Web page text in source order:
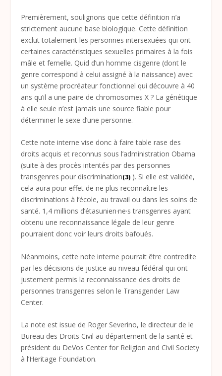
Premièrement, soulignons que cette définition n’a
strictement aucune base biologique. Cette définition
exclut totalement les personnes intersexuées qui ont
certaines caractéristiques sexuelles primaires à la fois
mâle et femelle. Quid d’un homme cisgenre (dont le
genre correspond à celui assigné à la naissance) avec
un système procréateur fonctionnel qui découvre à 40
ans qu’il a une paire de chromosomes X ? La génétique
à elle seule n’est jamais une source fiable pour
déterminer le sexe d’une personne.
Cette note interne vise donc à faire table rase des
droits acquis et reconnus sous l’administration Obama
(suite à des procès intentés par des personnes
transgenres pour discrimination(3) ). Si elle est validée,
cela aura pour effet de ne plus reconnaître les
discriminations à l’école, au travail ou dans les soins de
santé. 1,4 millions d’étasunien·ne·s transgenres ayant
obtenu une reconnaissance légale de leur genre
pourraient donc voir leurs droits bafoués.
Néanmoins, cette note interne pourrait être contredite
par les décisions de justice au niveau fédéral qui ont
justement permis la reconnaissance des droits de
personnes transgenres selon le Transgender Law
Center.
La note est issue de Roger Severino, le directeur de le
Bureau des Droits Civil au département de la santé et
président du DeVos Center for Religion and Civil Society
à l’Heritage Foundation.